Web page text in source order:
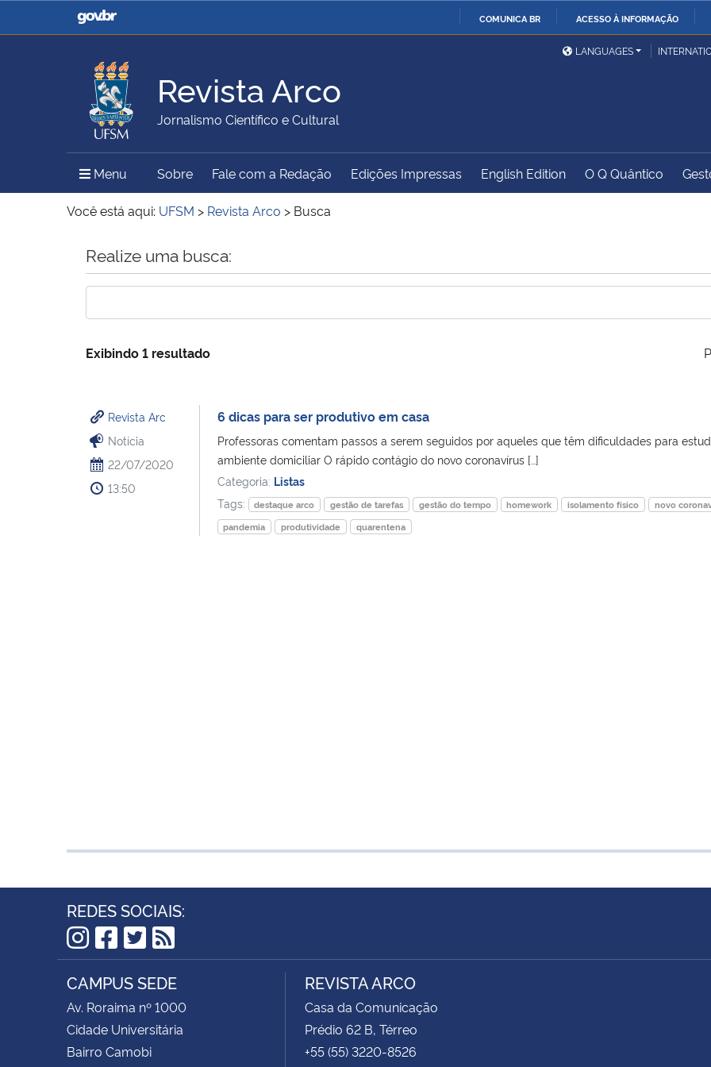
COMUNICA BR ACESSO À INFORMAÇÃO
Casa Civil
Ministério da Justiça e
Ministério da Defesa
Ministério das Relações
Exteriores
Ministério da Agricultura,
Pecuária e Abastecimento
Ministério da Educação
Ministério do Meio Ambiente Ministério do Turismo
Ministério do
Controladoria-Geral da
LANGUAGES
Revista Arco
Jornalismo Científico e Cultural
Menu Menu Principal do Sítio
Sobre Fale com a Redação Edições Impressas English Edition O Q Quântico
Você está aqui: UFSM > Revista Arco > Busca
Início do conteúdo
Realize uma busca:
Exibindo 1 resultado
Revista Arc
Notícia
22/07/2020
13:50
6 dicas para ser produtivo em casa
Professoras comentam passos a serem seguidos por aqueles que têm dificuldades para
ambiente domiciliar O rápido contágio do novo coronavírus […]
Categoria: Listas
Tags:
destaque arco gestão de tarefas gestão do tempo homework isolamento físico
novo
pandemia
produtividade quarentena
REDES SOCIAIS:
Instagram
Facebook
Twitter
RSS
CAMPUS SEDE
Av. Roraima nº 1000
Cidade Universitária
Bairro Camobi
REVISTA ARCO
Casa da Comunicação
Prédio 62 B, Térreo
+55 (55) 3220-8526